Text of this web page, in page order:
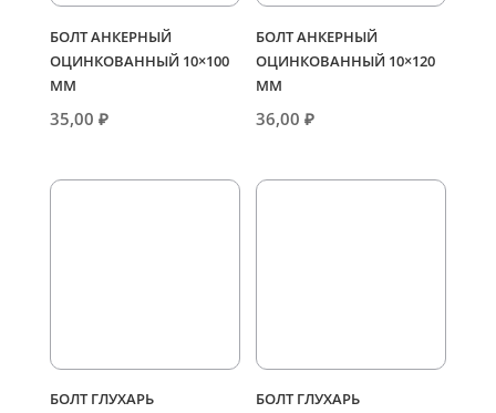
БОЛТ АНКЕРНЫЙ
ОЦИНКОВАННЫЙ 10×100
ММ
35,00 ₽
БОЛТ АНКЕРНЫЙ
ОЦИНКОВАННЫЙ 10×120
ММ
36,00₽
БОЛТ ГЛУХАРЬ
БОЛТ ГЛУХАРЬ